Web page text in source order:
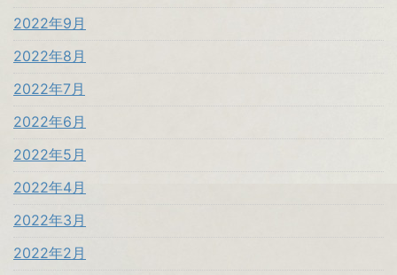
2022年9月
2022年8月
2022年7月
2022年6月
2022年5月
2022年4月
2022年3月
2022年2月